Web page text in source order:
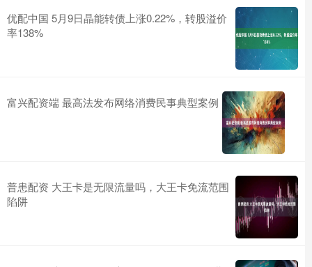
优配中国 5月9日晶能转债上涨0.22%，转股溢价
率138%
富兴配资端 最高法发布网络消费民事典型案例
普患配资 大王卡是无限流量吗，大王卡免流范围
陷阱